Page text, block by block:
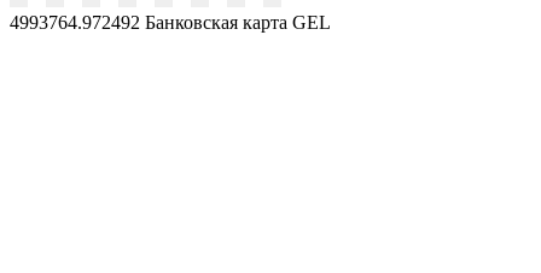
4993764.972492 Банковская карта GEL